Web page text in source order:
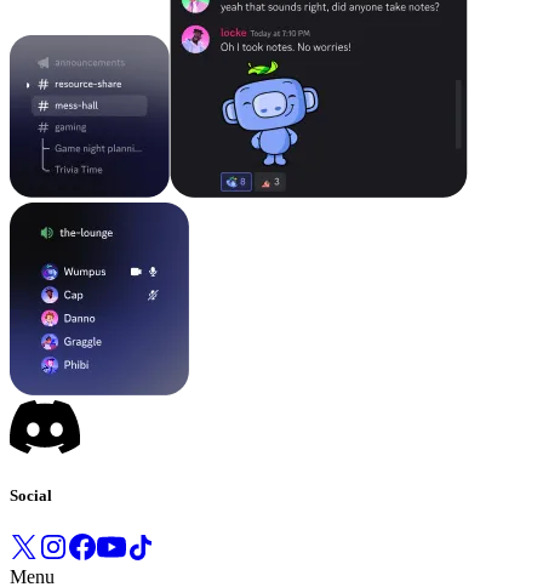
Social
Menu